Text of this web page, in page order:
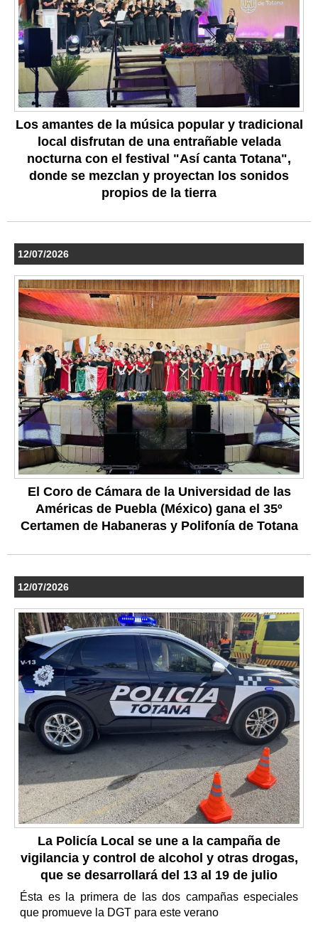
Los amantes de la música popular y tradicional
local disfrutan de una entrañable velada
nocturna con el festival "Así canta Totana",
donde se mezclan y proyectan los sonidos
propios de la tierra
12/07/2026
El Coro de Cámara de la Universidad de las
Américas de Puebla (México) gana el 35º
Certamen de Habaneras y Polifonía de Totana
12/07/2026
La Policía Local se une a la campaña de
vigilancia y control de alcohol y otras drogas,
que se desarrollará del 13 al 19 de julio
Ésta es la primera de las dos campañas especiales
que promueve la DGT para este verano